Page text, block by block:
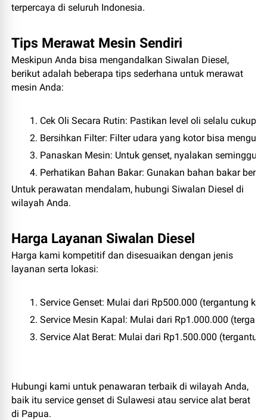
terpercaya di seluruh Indonesia.
Tips Merawat Mesin Sendiri
Meskipun Anda bisa mengandalkan Siwalan Diesel,
berikut adalah beberapa tips sederhana untuk merawat
mesin Anda:
Cek Oli Secara Rutin: Pastikan level oli selalu cukup.
Bersihkan Filter: Filter udara yang kotor bisa
Panaskan Mesin: Untuk genset, nyalakan seminggu
Perhatikan Bahan Bakar: Gunakan bahan bakar
Untuk perawatan mendalam, hubungi Siwalan Diesel di
wilayah Anda.
Harga Layanan Siwalan Diesel
Harga kami kompetitif dan disesuaikan dengan jenis
layanan serta lokasi:
Service Genset: Mulai dari Rp500.000 (tergantung
Service Mesin Kapal: Mulai dari Rp1.000.000
Service Alat Berat: Mulai dari Rp1.500.000
Hubungi kami untuk penawaran terbaik di wilayah Anda,
baik itu service genset di Sulawesi atau service alat berat
di Papua.